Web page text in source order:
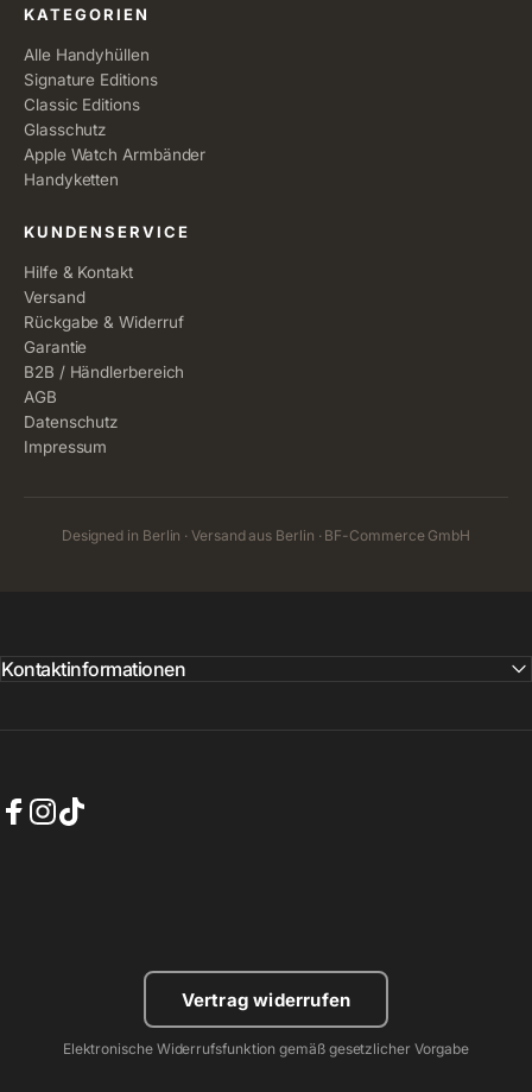
KATEGORIEN
Alle Handyhüllen
Signature Editions
Classic Editions
Glasschutz
Apple Watch Armbänder
Handyketten
KUNDENSERVICE
Hilfe & Kontakt
Versand
Rückgabe & Widerruf
Garantie
B2B / Händlerbereich
AGB
Datenschutz
Impressum
Designed in Berlin · Versand aus Berlin · BF-Commerce GmbH
Kontaktinformationen
Vertrag widerrufen
Elektronische Widerrufsfunktion gemäß gesetzlicher Vorgabe